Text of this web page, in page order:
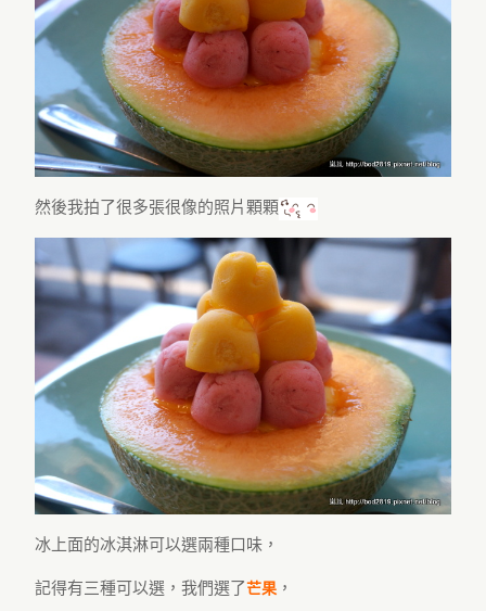
然後我拍了很多張很像的照片顆顆
冰上面的冰淇淋可以選兩種口味，
記得有三種可以選，我們選了芒果 ，